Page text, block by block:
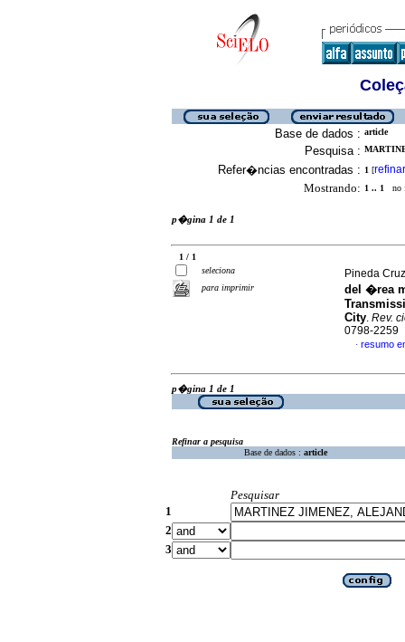
Base de dados : article
Pesquisa :
Refer�ncias encontradas : 1 [refinar
Mostrando: 1 .. 1 no
p�gina 1 de 1
1 / 1
seleciona
para imprimir
Pineda
del �rea
City. Rev.
0798-2259
· resumo
p�gina 1 de 1
Refinar a pesquisa
Base de dados : article
Pesquisar
1
2
3